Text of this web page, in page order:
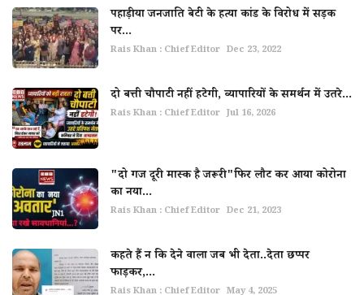
पहाड़ीया जनजाति बेटी के हत्या कांड के विरोध में सड़क
पर...
Rais Khan : Chief Editor Dec 23, 2022
दो बत्ती चौपाटी नहीं हटेगी, व्यापारियों के समर्थन में उतरे...
Rais Khan : Chief Editor Jul 16, 2026
"दो गज दूरी मास्क है जरूरी"फिर लौट कर आया कोरोना
का नया...
Rais Khan : Chief Editor Dec 21, 2023
कहते हैं न कि देने वाला जब भी देता..देता छप्पर
फाड़कर,...